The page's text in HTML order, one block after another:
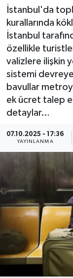
İstanbul'da
kurallarında
İstanbul
özellikle
valizlere ilişkin
sistemi devreye
bavullar
ek ücret talep
detaylar…
07.10.2025 - 17:36
YAYINLANMA
EĞİTİM
KÜLTÜR
MAGAZİN
Haber Arşivi